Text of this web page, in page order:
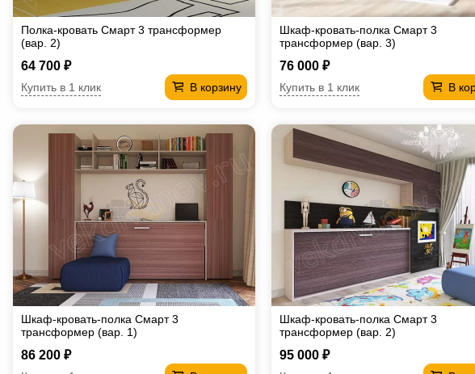
Полка-кровать Смарт 3 трансформер
(вар. 2)
64 700 ₽
В корзину
Купить в 1 клик
Шкаф-кровать-полка Смарт 3
трансформер (вар. 3)
76 000 ₽
В
Купить в 1 клик
Шкаф-кровать-полка Смарт 3
трансформер (вар. 1)
86 200 ₽
Шкаф-кровать-полка Смарт 3
трансформер (вар. 2)
95 000 ₽